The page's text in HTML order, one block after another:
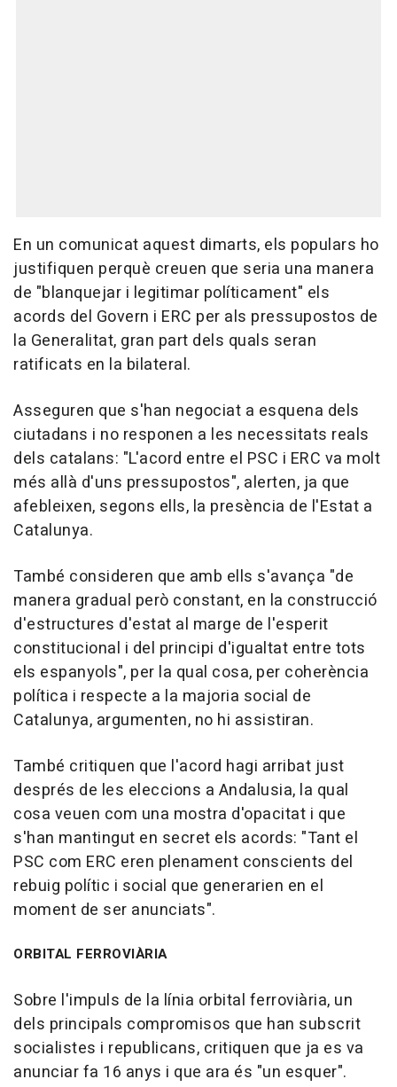
En un comunicat aquest dimarts, els populars ho
justifiquen perquè creuen que seria una manera
de "blanquejar i legitimar políticament" els
acords del Govern i ERC per als pressupostos de
la Generalitat, gran part dels quals seran
ratificats en la bilateral.
Asseguren que s'han negociat a esquena dels
ciutadans i no responen a les necessitats reals
dels catalans: "L'acord entre el PSC i ERC va molt
més allà d'uns pressupostos", alerten, ja que
afebleixen, segons ells, la presència de l'Estat a
Catalunya.
També consideren que amb ells s'avança "de
manera gradual però constant, en la construcció
d'estructures d'estat al marge de l'esperit
constitucional i del principi d'igualtat entre tots
els espanyols", per la qual cosa, per coherència
política i respecte a la majoria social de
Catalunya, argumenten, no hi assistiran.
També critiquen que l'acord hagi arribat just
després de les eleccions a Andalusia, la qual
cosa veuen com una mostra d'opacitat i que
s'han mantingut en secret els acords: "Tant el
PSC com ERC eren plenament conscients del
rebuig polític i social que generarien en el
moment de ser anunciats".
ORBITAL FERROVIÀRIA
Sobre l'impuls de la línia orbital ferroviària, un
dels principals compromisos que han subscrit
socialistes i republicans, critiquen que ja es va
anunciar fa 16 anys i que ara és "un esquer".